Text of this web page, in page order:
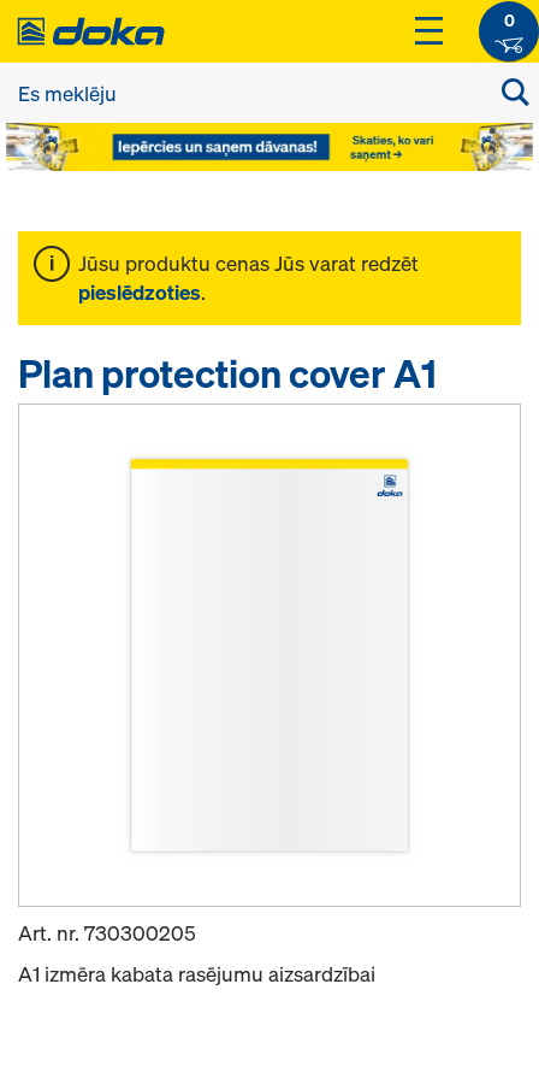
0
Jūsu produktu cenas Jūs varat redzēt
pieslēdzoties.
Plan protection cover A1
Art. nr. 730300205
A1 izmēra kabata rasējumu aizsardzībai